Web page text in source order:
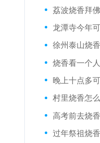
村里烧香怎
高考前去烧